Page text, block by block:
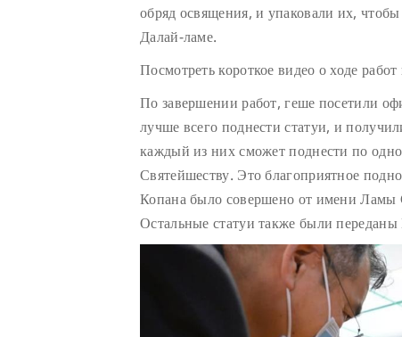
обряд освящения, и упаковали их,
Далай-ламе.
Посмотреть короткое видео о ходе
По завершении работ, геше посетили
лучше всего поднести статуи, и
каждый из них сможет поднести по
Святейшеству. Это благоприятное
Копана было совершено от имени Ламы
Остальные статуи также были